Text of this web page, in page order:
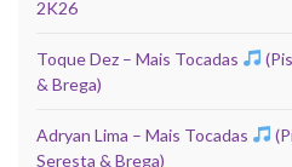
2K26
Toque Dez – Mais Tocadas
& Brega)
Adryan Lima – Mais Tocadas
Seresta & Brega)